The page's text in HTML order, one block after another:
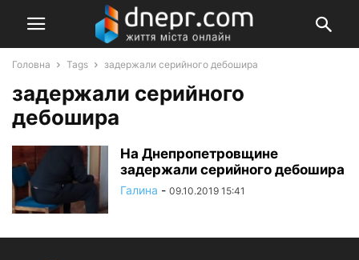
Головна Tags задержали серийного дебошира
задержали серийного
дебошира
На Днепропетровщине
задержали серийного дебошира
Галина - 09.10.2019 15:41